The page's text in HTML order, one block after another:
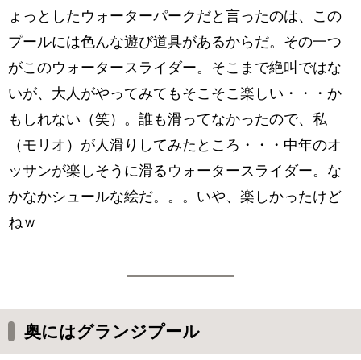
ょっとしたウォーターパークだと言ったのは、この
プールには色んな遊び道具があるからだ。その一つ
がこのウォータースライダー。そこまで絶叫ではな
いが、大人がやってみてもそこそこ楽しい・・・か
もしれない（笑）。誰も滑ってなかったので、私
（モリオ）が人滑りしてみたところ・・・中年のオ
ッサンが楽しそうに滑るウォータースライダー。な
かなかシュールな絵だ。。。いや、楽しかったけど
ねｗ
奥にはグランジプール